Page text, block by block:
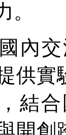
。
內
供實
結